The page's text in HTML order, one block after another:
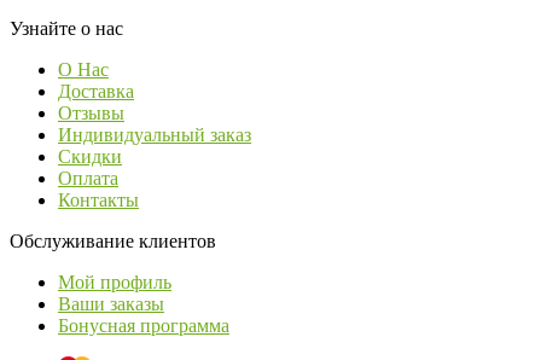
Узнайте о нас
О Нас
Доставка
Отзывы
Индивидуальный заказ
Скидки
Оплата
Контакты
Обслуживание клиентов
Мой профиль
Ваши заказы
Бонусная программа